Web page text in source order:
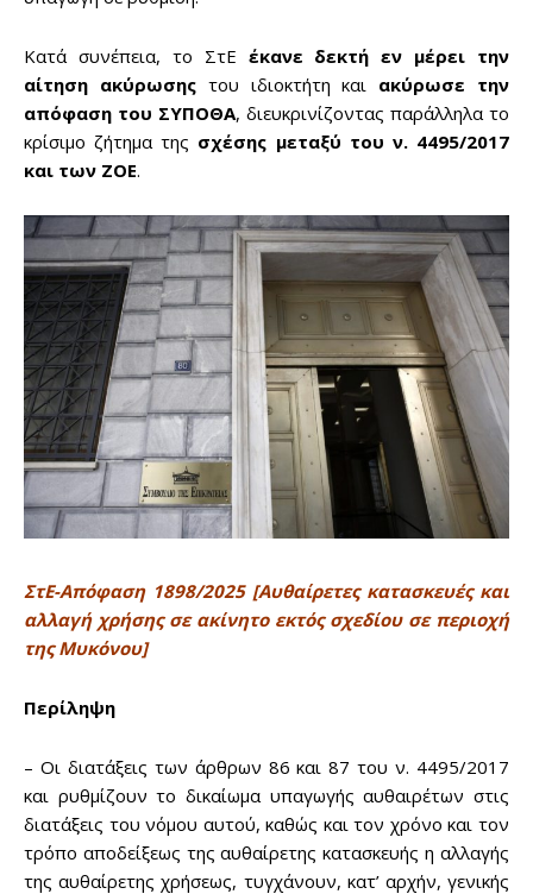
Κατά συνέπεια, το ΣτΕ έκανε δεκτή εν μέρει την
αίτηση ακύρωσηςτου ιδιοκτήτη και ακύρωσε την
απόφαση του ΣΥΠΟΘΑ, διευκρινίζοντας παράλληλα το
κρίσιμο ζήτημα της σχέσης μεταξύ του ν. 4495/2017
και των ΖΟΕ.
ΣτΕ-Απόφαση 1898/2025 [Αυθαίρετες κατασκευές και
αλλαγή χρήσης σε ακίνητο εκτός σχεδίου σε περιοχή
της Μυκόνου]
Περίληψη
– Οι διατάξεις των άρθρων 86 και 87 του ν. 4495/2017
και ρυθμίζουν το δικαίωμα υπαγωγής αυθαιρέτων στις
διατάξεις του νόμου αυτού, καθώς και τον χρόνο και τον
τρόπο αποδείξεως της αυθαίρετης κατασκευής η αλλαγής
της αυθαίρετης χρήσεως, τυγχάνουν, κατ’ αρχήν, γενικής